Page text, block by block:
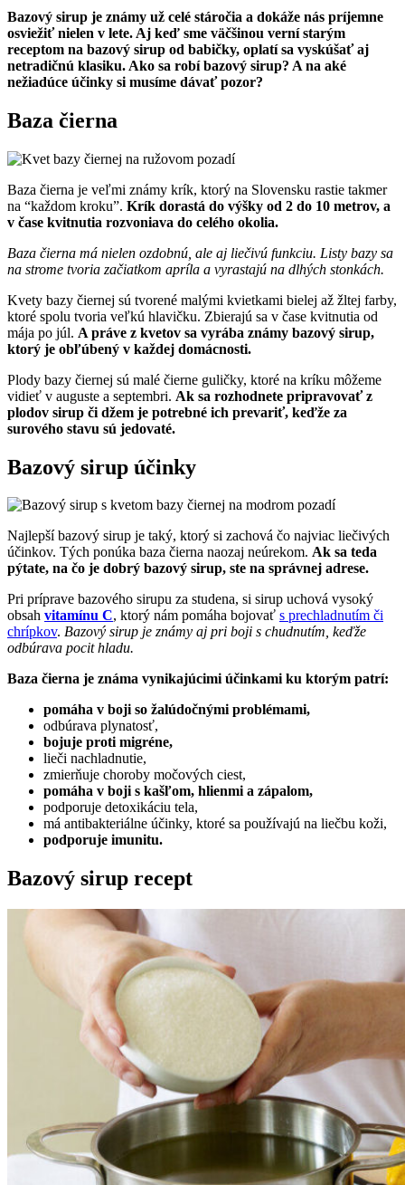
Bazový sirup je známy už celé stáročia a dokáže nás príjemne
osviežiť nielen v lete. Aj keď sme väčšinou verní starým
receptom na bazový sirup od babičky, oplatí sa vyskúšať aj
netradičnú klasiku. Ako sa robí bazový sirup? A na aké
nežiadúce účinky si musíme dávať pozor?
Baza čierna
Baza čierna je veľmi známy krík, ktorý na Slovensku rastie takmer
na “každom kroku”. Krík dorastá do výšky od 2 do 10 metrov, a
v čase kvitnutia rozvoniava do celého okolia.
Baza čierna má nielen ozdobnú, ale aj liečivú funkciu. Listy bazy sa
na strome tvoria začiatkom apríla a vyrastajú na dlhých stonkách.
Kvety bazy čiernej sú tvorené malými kvietkami bielej až žltej farby,
ktoré spolu tvoria veľkú hlavičku. Zbierajú sa v čase kvitnutia od
mája po júl. A práve z kvetov sa vyrába známy bazový sirup,
ktorý je obľúbený v každej domácnosti.
Plody bazy čiernej sú malé čierne guličky, ktoré na kríku môžeme
vidieť v auguste a septembri. Ak sa rozhodnete pripravovať z
plodov sirup či džem je potrebné ich prevariť, keďže za
surového stavu sú jedovaté.
Bazový sirup účinky
Najlepší bazový sirup je taký, ktorý si zachová čo najviac liečivých
účinkov. Tých ponúka baza čierna naozaj neúrekom. Ak sa teda
pýtate, na čo je dobrý bazový sirup, ste na správnej adrese.
Pri príprave bazového sirupu za studena, si sirup uchová vysoký
obsah vitamínu C, ktorý nám pomáha bojovať s prechladnutím či
chrípkov. Bazový sirup je známy aj pri boji s chudnutím, keďže
odbúrava pocit hladu.
Baza čierna je známa vynikajúcimi účinkami ku ktorým patrí:
pomáha v boji so žalúdočnými problémami,
odbúrava plynatosť,
bojuje proti migréne,
lieči nachladnutie,
zmierňuje choroby močových ciest,
pomáha v boji s kašľom, hlienmi a zápalom,
podporuje detoxikáciu tela,
má antibakteriálne účinky, ktoré sa používajú na liečbu koži,
podporuje imunitu.
Bazový sirup recept